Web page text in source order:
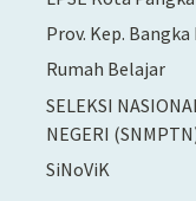
Prov. Kep.
Rumah Belajar
SELEKSI
NEGERI
SiNoViK